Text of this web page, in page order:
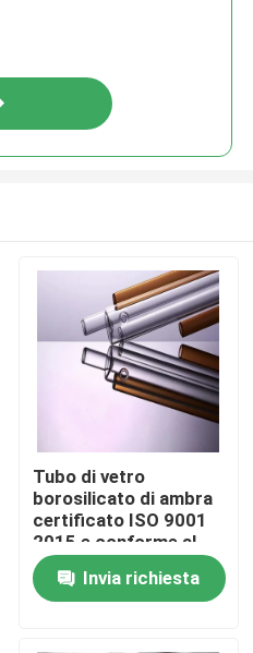
Tubo di vetro
borosilicato di ambra
certificato ISO 9001
2015 e conforme al
DMF NO 28775 per
applicazioni industriali
Invia richiesta